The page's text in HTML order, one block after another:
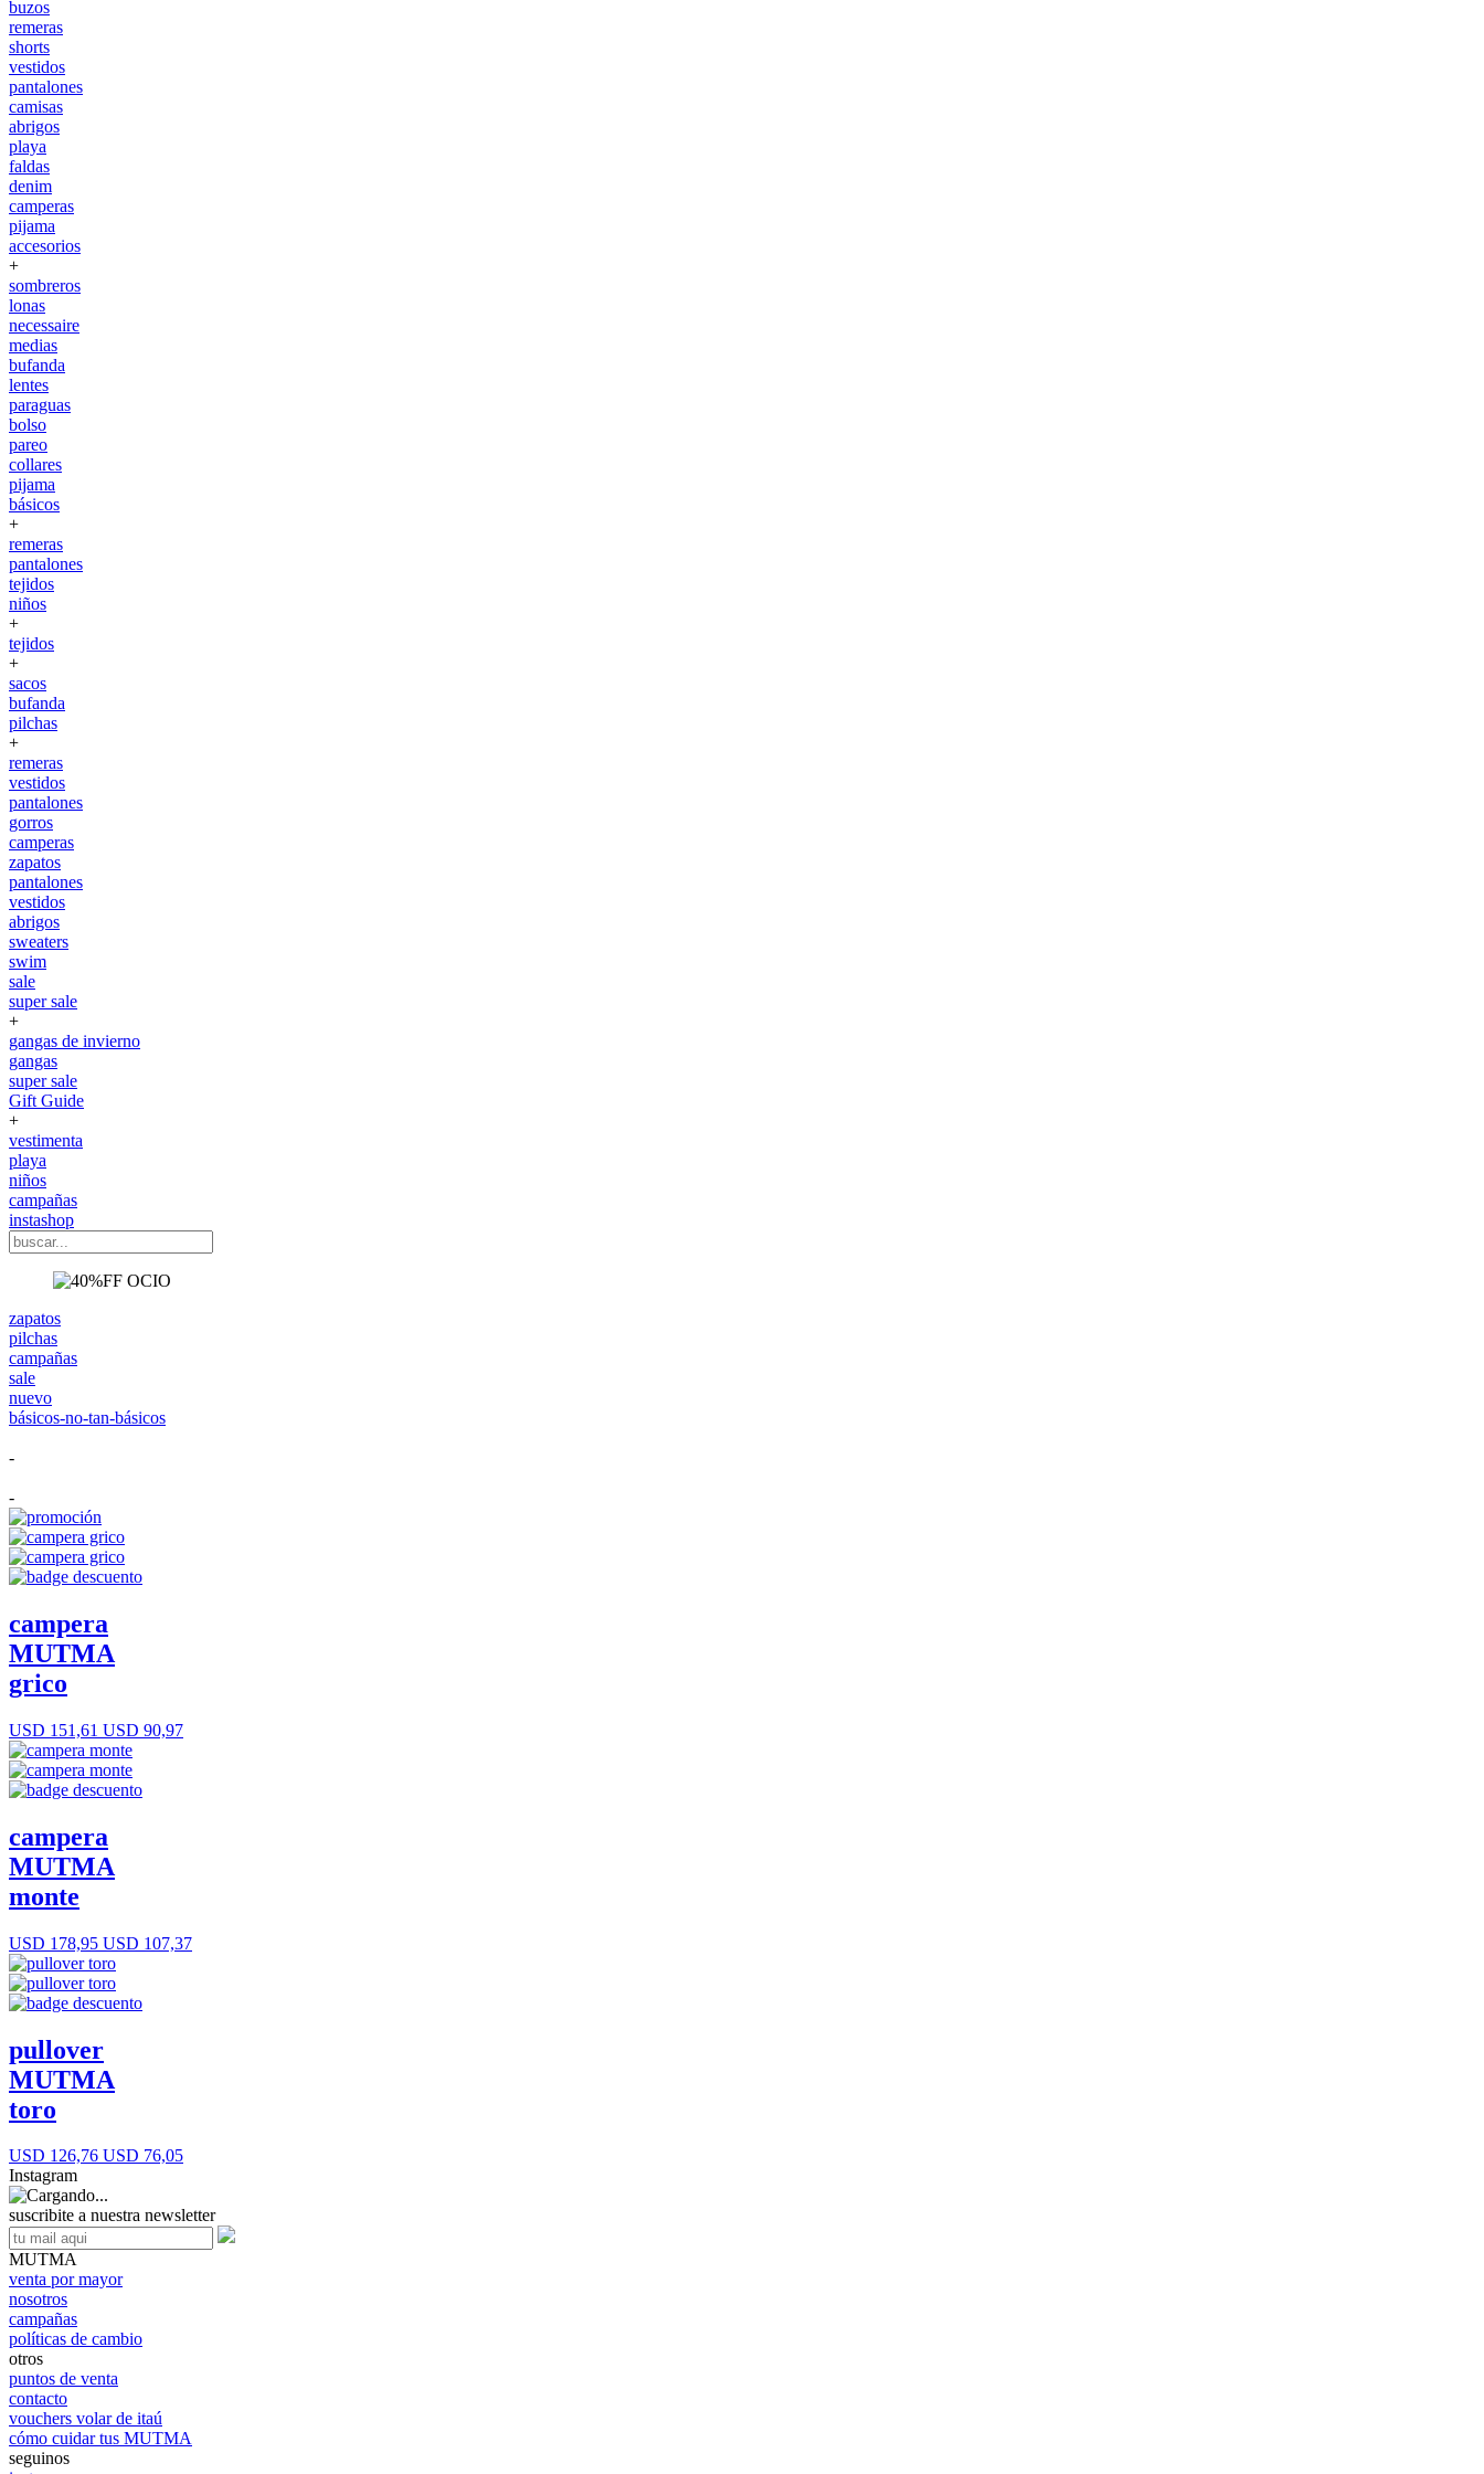
buzos
remeras
shorts
vestidos
pantalones
camisas
abrigos
playa
faldas
denim
camperas
pijama
accesorios
+
sombreros
lonas
necessaire
medias
bufanda
lentes
paraguas
bolso
pareo
collares
pijama
básicos
+
remeras
pantalones
tejidos
niños
+
tejidos
+
sacos
bufanda
pilchas
+
remeras
vestidos
pantalones
gorros
camperas
zapatos
pantalones
vestidos
abrigos
sweaters
swim
sale
super sale
+
gangas de invierno
gangas
super sale
Gift Guide
+
vestimenta
playa
niños
campañas
instashop
zapatos
pilchas
campañas
sale
nuevo
básicos-no-tan-básicos
-
-
campera
MUTMA
grico
USD 151,61 USD 90,97
campera
MUTMA
monte
USD 178,95 USD 107,37
pullover
MUTMA
toro
USD 126,76 USD 76,05
Instagram
suscribite a nuestra newsletter
MUTMA
venta por mayor
nosotros
campañas
políticas de cambio
otros
puntos de venta
contacto
vouchers volar de itaú
cómo cuidar tus MUTMA
seguinos